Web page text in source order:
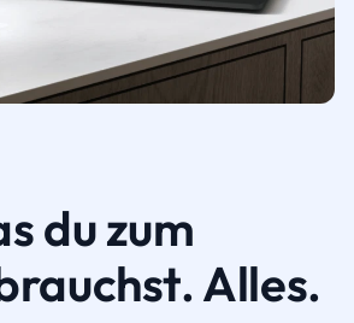
du zum
Alles.